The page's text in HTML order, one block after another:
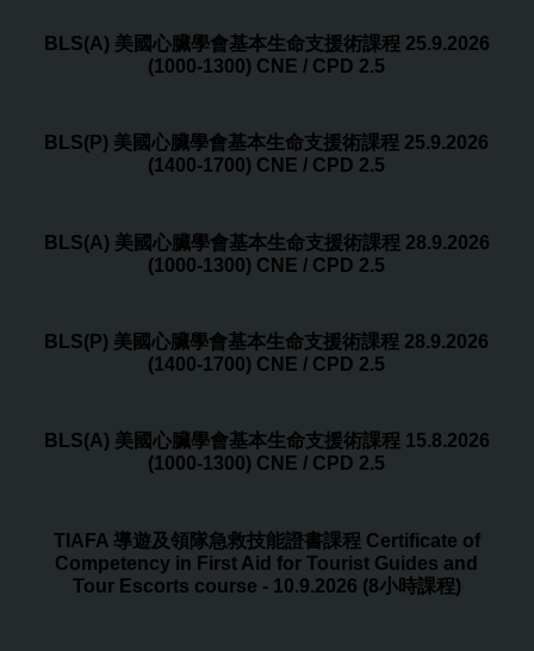
BLS(A) 美國心臟學會基本生命支援術課程 25.9.2026
(1000-1300) CNE / CPD 2.5
BLS(P) 美國心臟學會基本生命支援術課程 25.9.2026
(1400-1700) CNE / CPD 2.5
BLS(A) 美國心臟學會基本生命支援術課程 28.9.2026
(1000-1300) CNE / CPD 2.5
BLS(P) 美國心臟學會基本生命支援術課程 28.9.2026
(1400-1700) CNE / CPD 2.5
BLS(A) 美國心臟學會基本生命支援術課程 15.8.2026
(1000-1300) CNE / CPD 2.5
TIAFA 導遊及領隊急救技能證書課程 Certificate of
Competency in First Aid for Tourist Guides and
Tour Escorts course - 10.9.2026 (8小時課程)